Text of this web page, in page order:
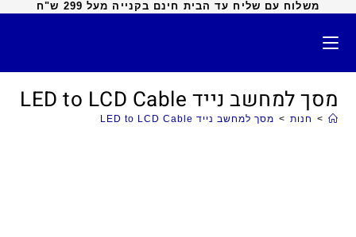
משלוח עם שליח עד הבית חינם בקנייה מעל 299 ש"ח
מסך למחשב נייד LED to LCD Cable
> חנות > מסך למחשב נייד LED to LCD Cable